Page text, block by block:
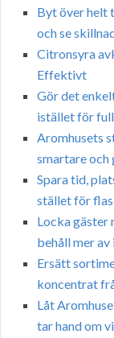
Byt över helt
och se
Citronsyra
Effektivt
Gör det
istället för
Aromhusets
smartare och
Spara tid,
stället för
Locka gäster
behåll mer
Ersätt
koncentrat
Låt
tar hand om